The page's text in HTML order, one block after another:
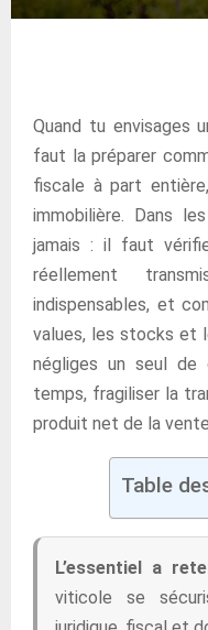
Quand tu envisages
faut la préparer
fiscale à part
immobilière. Dans
jamais : il faut
réellement
indispensables, et
values, les stocks et
négliges un seul
temps, fragiliser la
produit net de la
Table
L’essentiel a
viticole se